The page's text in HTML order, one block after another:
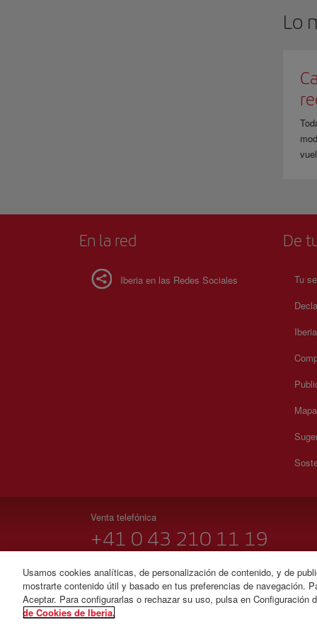
Lo
En la red
Iberia en las Redes Sociales
De
Tu
Venta telefónica
+41 0 43 210 11 19
© Iberia 2026
Usamos cookies analíticas, de personalización de contenido, y de
mostrarte contenido útil y basado en tus preferencias de navegación.
Aceptar. Para configurarlas o rechazar su uso, pulsa en Configuración
de Cookies de Iberia.